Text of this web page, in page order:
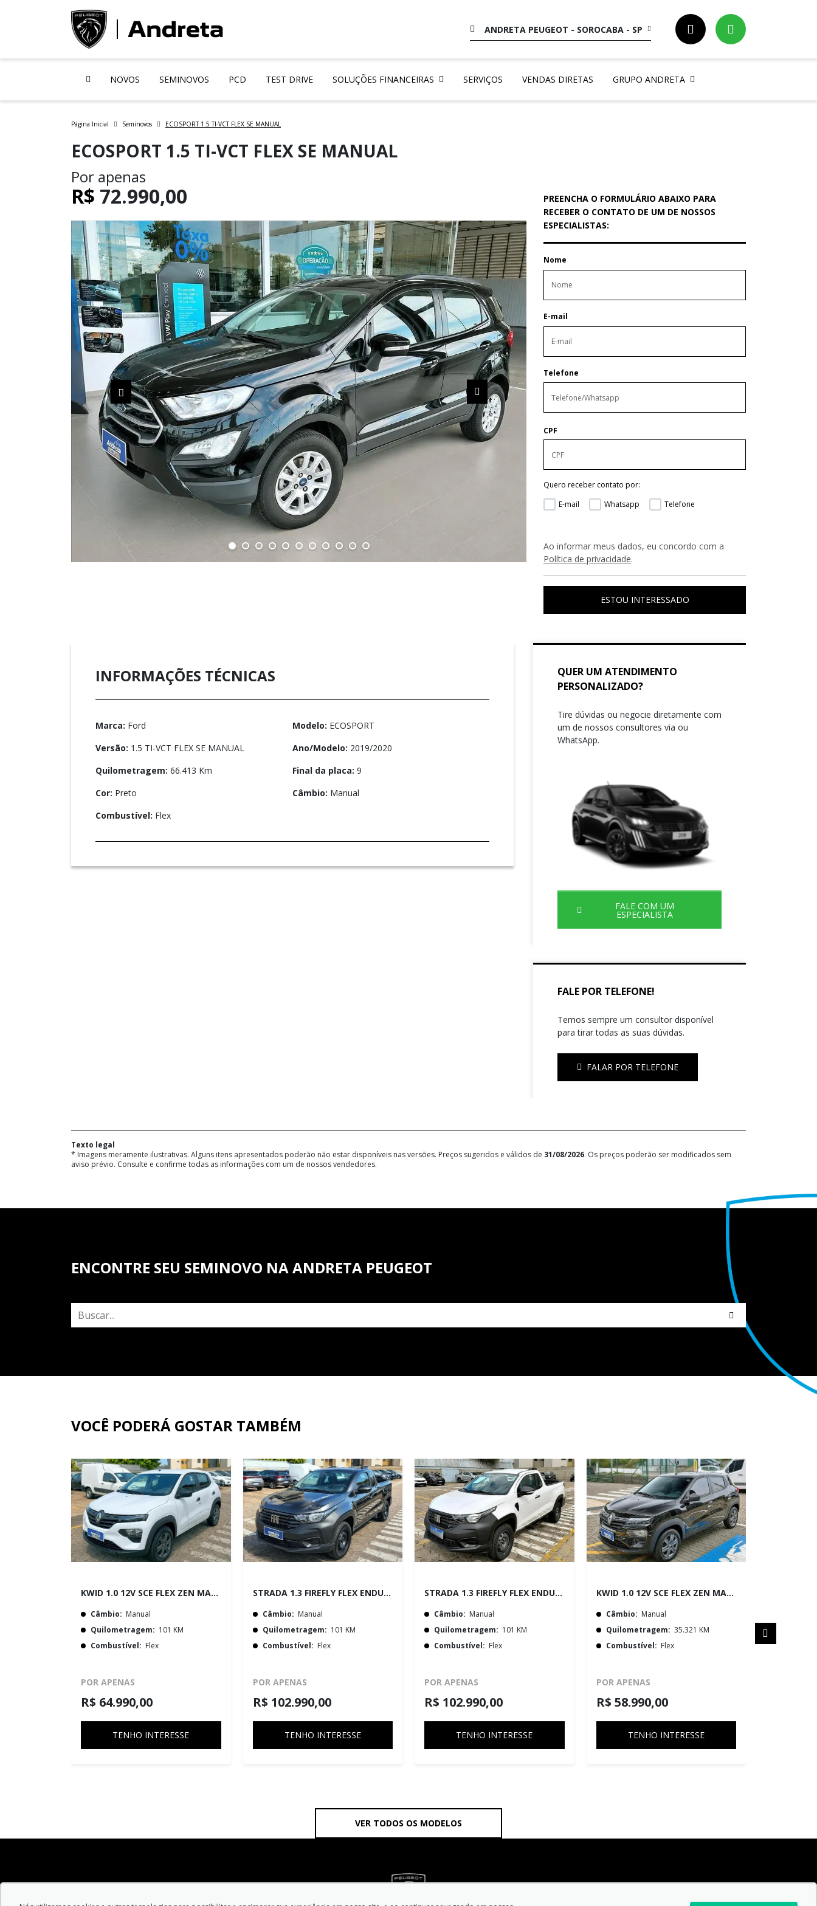
ANDRETA PEUGEOT - SOROCABA - SP
NOVOS SEMINOVOS PCD TEST DRIVE SOLUÇÕES FINANCEIRAS SERVIÇOS VENDAS DIRETAS GRUPO ANDRETA
Página Inicial Seminovos ECOSPORT 1.5 TI-VCT FLEX SE MANUAL
ECOSPORT 1.5 TI-VCT FLEX SE MANUAL
Por apenas
R$ 72.990,00
PREENCHA O FORMULÁRIO ABAIXO PARA
RECEBER O CONTATO DE UM DE NOSSOS
ESPECIALISTAS:
Nome
E-mail
Telefone
CPF
Quero receber contato por:
E-mail
Whatsapp Telefone
Ao informar meus dados, eu concordo com a
Política de privacidade.
ESTOU INTERESSADO
INFORMAÇÕES TÉCNICAS
Marca: Ford Modelo: ECOSPORT
Versão: 1.5 TI-VCT FLEX SE MANUAL Ano/Modelo: 2019/2020
Quilometragem: 66.413 Km Final da placa: 9
Cor: Preto Câmbio: Manual
Combustível: Flex
QUER UM ATENDIMENTO
PERSONALIZADO?
Tire dúvidas ou negocie diretamente com
um de nossos consultores via ou
WhatsApp.
FALE COM UM
ESPECIALISTA
FALE POR TELEFONE!
Temos sempre um consultor disponível
para tirar todas as suas dúvidas.
FALAR POR TELEFONE
Texto legal
* Imagens meramente ilustrativas. Alguns itens apresentados poderão não estar disponíveis nas versões. Preços sugeridos e válidos de 31/08/2026. Os preços poderão ser modificados sem
aviso prévio. Consulte e confirme todas as informações com um de nossos vendedores.
ENCONTRE SEU SEMINOVO NA ANDRETA PEUGEOT
VOCÊ PODERÁ GOSTAR TAMBÉM
KWID 1.0 12V SCE FLEX ZEN MANUAL
Câmbio: Manual
Quilometragem: 101 KM
Combustível: Flex
POR APENAS
R$ 64.990,00
TENHO INTERESSE
STRADA 1.3 FIREFLY FLEX ENDURANCE CS MANUAL
Câmbio: Manual
Quilometragem: 101 KM
Combustível: Flex
POR APENAS
R$ 102.990,00
TENHO INTERESSE
STRADA 1.3 FIREFLY FLEX ENDURANCE CS MANUAL
Câmbio: Manual
Quilometragem: 101 KM
Combustível: Flex
POR APENAS
R$ 102.990,00
TENHO INTERESSE
KWID 1.0 12V SCE FLEX ZEN MANUAL
Câmbio: Manual
Quilometragem: 35.321 KM
Combustível: Flex
POR APENAS
R$ 58.990,00
TENHO INTERESSE
VER TODOS OS MODELOS